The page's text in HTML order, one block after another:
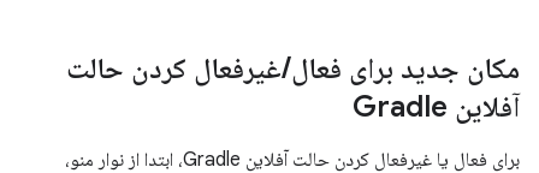
مکان جدید برای فعال/غیرفعال کردن حالت
آفلاین Gradle
برای فعال یا غیرفعال کردن حالت آفلاین Gradle، ابتدا از نوار منو،